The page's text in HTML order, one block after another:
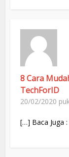
8 Cara
TechForID
20/02/2020
[…] Baca Juga